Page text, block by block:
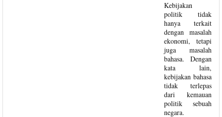
Kebijakan
politik tidak
hanya terkait
dengan masalah
ekonomi, tetapi
juga masalah
bahasa. Dengan
kata lain,
kebijakan bahasa
tidak terlepas
dari kemauan
politik sebuah
negara.